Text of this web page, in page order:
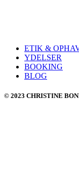
ETIK &
YDELSER
BOOKING
BLOG
© 2023 CHRISTINE